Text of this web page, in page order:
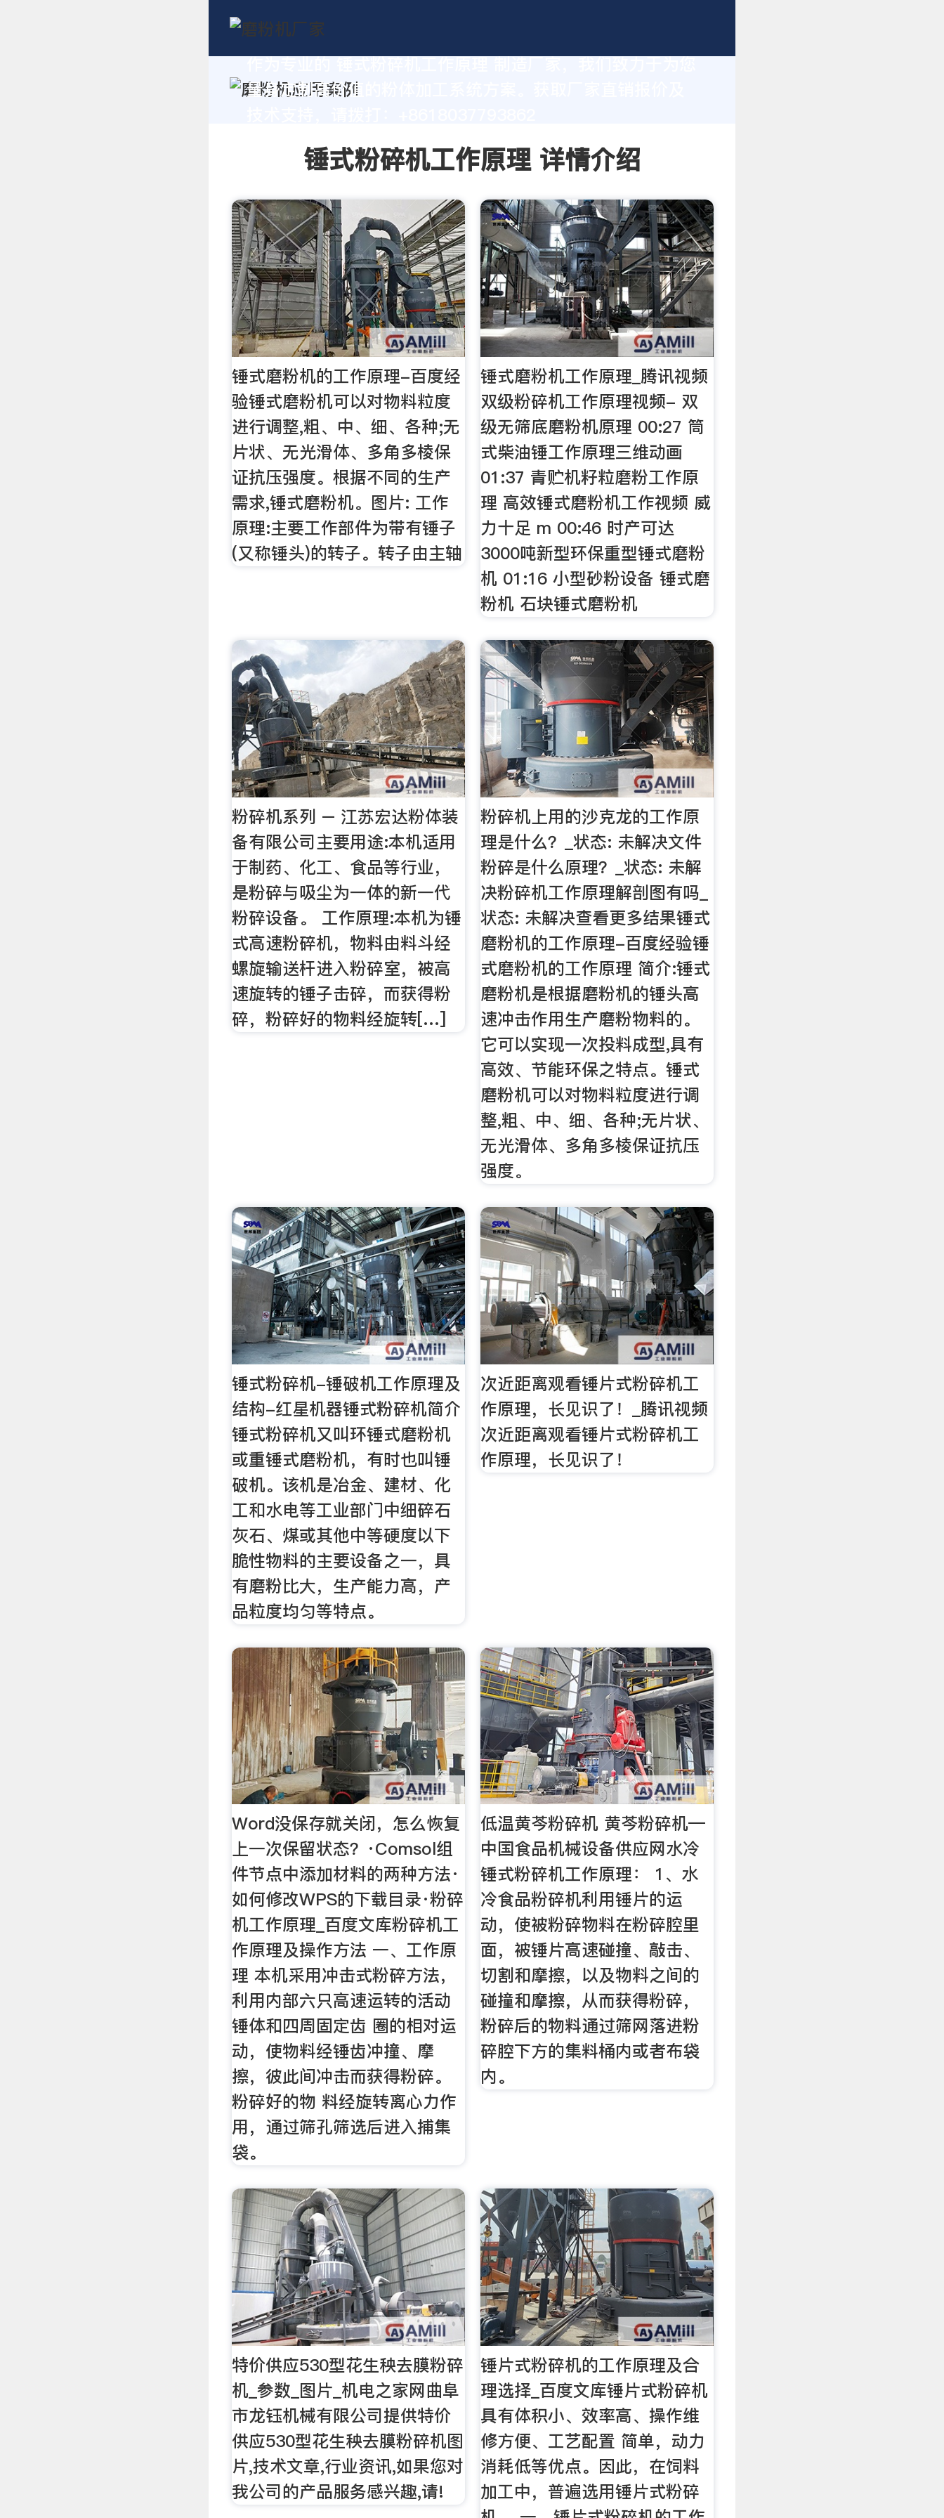
量身定制高价值的粉体加工系统方案。获取厂家直销报价及
锤式粉碎机工作原理 详情介绍
锤式磨粉机的工作原理-百度经
验锤式磨粉机可以对物料粒度
进行调整,粗、中、细、各种;无
片状、无光滑体、多角多棱保
证抗压强度。根据不同的生产
需求,锤式磨粉机。图片: 工作
原理:主要工作部件为带有锤子
(又称锤头)的转子。转子由主轴
锤式磨粉机工作原理_腾讯视频
双级粉碎机工作原理视频- 双
级无筛底磨粉机原理 00:27 筒
式柴油锤工作原理三维动画
01:37 青贮机籽粒磨粉工作原
理 高效锤式磨粉机工作视频 威
力十足 m 00:46 时产可达
3000吨新型环保重型锤式磨粉
机 01:16 小型砂粉设备 锤式磨
粉机 石块锤式磨粉机
粉碎机系列 – 江苏宏达粉体装
备有限公司主要用途:本机适用
于制药、化工、食品等行业，
是粉碎与吸尘为一体的新一代
粉碎设备。 工作原理:本机为锤
式高速粉碎机，物料由料斗经
螺旋输送杆进入粉碎室，被高
速旋转的锤子击碎，而获得粉
碎，粉碎好的物料经旋转[…]
粉碎机上用的沙克龙的工作原
理是什么？_状态: 未解决文件
粉碎是什么原理？_状态: 未解
决粉碎机工作原理解剖图有吗_
状态: 未解决查看更多结果锤式
磨粉机的工作原理-百度经验锤
式磨粉机的工作原理 简介:锤式
磨粉机是根据磨粉机的锤头高
速冲击作用生产磨粉物料的。
它可以实现一次投料成型,具有
高效、节能环保之特点。锤式
磨粉机可以对物料粒度进行调
整,粗、中、细、各种;无片状、
无光滑体、多角多棱保证抗压
强度。
锤式粉碎机-锤破机工作原理及
结构-红星机器锤式粉碎机简介
锤式粉碎机又叫环锤式磨粉机
或重锤式磨粉机，有时也叫锤
破机。该机是冶金、建材、化
工和水电等工业部门中细碎石
灰石、煤或其他中等硬度以下
脆性物料的主要设备之一，具
有磨粉比大，生产能力高，产
品粒度均匀等特点。
次近距离观看锤片式粉碎机工
作原理，长见识了！_腾讯视频
次近距离观看锤片式粉碎机工
作原理，长见识了！
Word没保存就关闭，怎么恢复
上一次保留状态？·Comsol组
件节点中添加材料的两种方法·
如何修改WPS的下载目录·粉碎
机工作原理_百度文库粉碎机工
作原理及操作方法 一、工作原
理 本机采用冲击式粉碎方法，
利用内部六只高速运转的活动
锤体和四周固定齿 圈的相对运
动，使物料经锤齿冲撞、摩
擦，彼此间冲击而获得粉碎。
粉碎好的物 料经旋转离心力作
用，通过筛孔筛选后进入捕集
袋。
低温黄芩粉碎机 黄芩粉碎机—
中国食品机械设备供应网水冷
锤式粉碎机工作原理： 1、水
冷食品粉碎机利用锤片的运
动，使被粉碎物料在粉碎腔里
面，被锤片高速碰撞、敲击、
切割和摩擦，以及物料之间的
碰撞和摩擦，从而获得粉碎，
粉碎后的物料通过筛网落进粉
碎腔下方的集料桶内或者布袋
内。
特价供应530型花生秧去膜粉碎
机_参数_图片_机电之家网曲阜
市龙钰机械有限公司提供特价
供应530型花生秧去膜粉碎机图
片,技术文章,行业资讯,如果您对
我公司的产品服务感兴趣,请!
锤片式粉碎机的工作原理及合
理选择_百度文库锤片式粉碎机
具有体积小、效率高、操作维
修方便、工艺配置 简单，动力
消耗低等优点。因此，在饲料
加工中，普遍选用锤片式粉碎